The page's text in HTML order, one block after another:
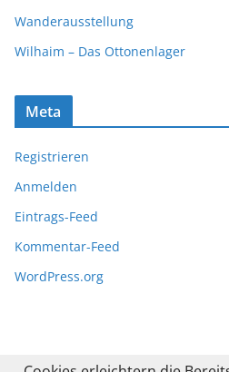
Wanderausstellung
Wilhaim – Das Ottonenlager
Meta
Registrieren
Anmelden
Eintrags-Feed
Kommentar-Feed
WordPress.org